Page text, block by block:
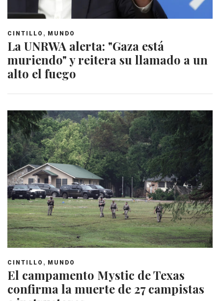
CINTILLO , MUNDO
La UNRWA alerta: "Gaza está
muriendo" y reitera su llamado a un
alto el fuego
CINTILLO , MUNDO
El campamento Mystic de Texas
confirma la muerte de 27 campistas